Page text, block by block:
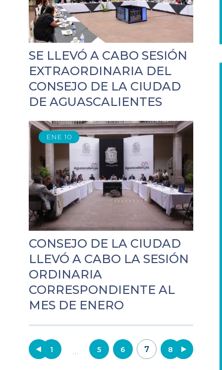
SE LLEVÓ A CABO SESIÓN
EXTRAORDINARIA DEL
CONSEJO DE LA CIUDAD
DE AGUASCALIENTES
ENE 10
CONSEJO DE LA CIUDAD
LLEVÓ A CABO LA SESIÓN
ORDINARIA
CORRESPONDIENTE AL
MES DE ENERO
Navegación
de
1 … 5 6 7 8